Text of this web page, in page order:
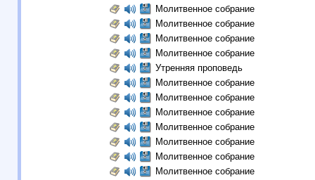
Молитвенное собрание
Молитвенное собрание
Молитвенное собрание
Молитвенное собрание
Утренняя проповедь
Молитвенное собрание
Молитвенное собрание
Молитвенное собрание
Молитвенное собрание
Молитвенное собрание
Молитвенное собрание
Молитвенное собрание